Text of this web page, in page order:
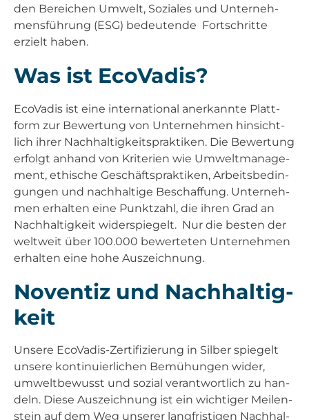
den Berei­chen Umwelt, Sozia­les und Unter­neh­
mens­füh­rung (ESG) bedeu­ten­de Fort­schrit­te
erzielt haben.
Was ist Eco­Va­dis?
Eco­Va­dis ist eine inter­na­tio­nal aner­kann­te Platt­
form zur Bewer­tung von Unter­neh­men hin­sicht­
lich ihrer Nach­hal­tig­keits­prak­ti­ken. Die Bewer­tung
erfolgt anhand von Kri­te­ri­en wie Umwelt­ma­nage­
ment, ethi­sche Geschäfts­prak­ti­ken, Arbeits­be­din­
gun­gen und nach­hal­ti­ge Beschaf­fung. Unter­neh­
men erhal­ten eine Punkt­zahl, die ihren Grad an
Nach­hal­tig­keit wider­spie­gelt. Nur die bes­ten der
welt­weit über 100.000 bewer­te­ten Unter­neh­men
erhal­ten eine hohe Aus­zeich­nung.
Noven­tiz und Nach­hal­tig­
keit
Unse­re Eco­Va­dis-Zer­ti­fi­zie­rung in Sil­ber spie­gelt
unse­re kon­ti­nu­ier­li­chen Bemü­hun­gen wider,
umwelt­be­wusst und sozi­al ver­ant­wort­lich zu han­
deln. Die­se Aus­zeich­nung ist ein wich­ti­ger Mei­len­
stein auf dem Weg unse­rer lang­fris­ti­gen Nach­hal­